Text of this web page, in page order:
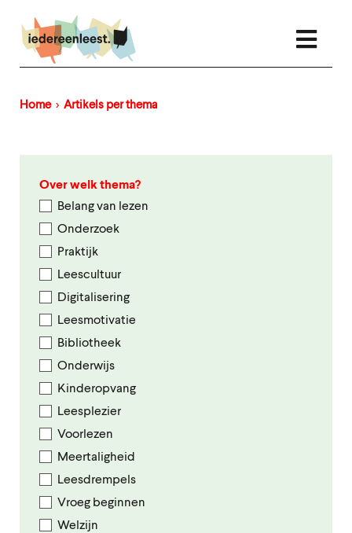
naar
Home Artikels per thema
Over welk thema?
Belang van lezen
Onderzoek
Praktijk
Leescultuur
Digitalisering
Leesmotivatie
Bibliotheek
Onderwijs
Kinderopvang
Leesplezier
Voorlezen
Meertaligheid
Leesdrempels
Vroeg beginnen
Welzijn